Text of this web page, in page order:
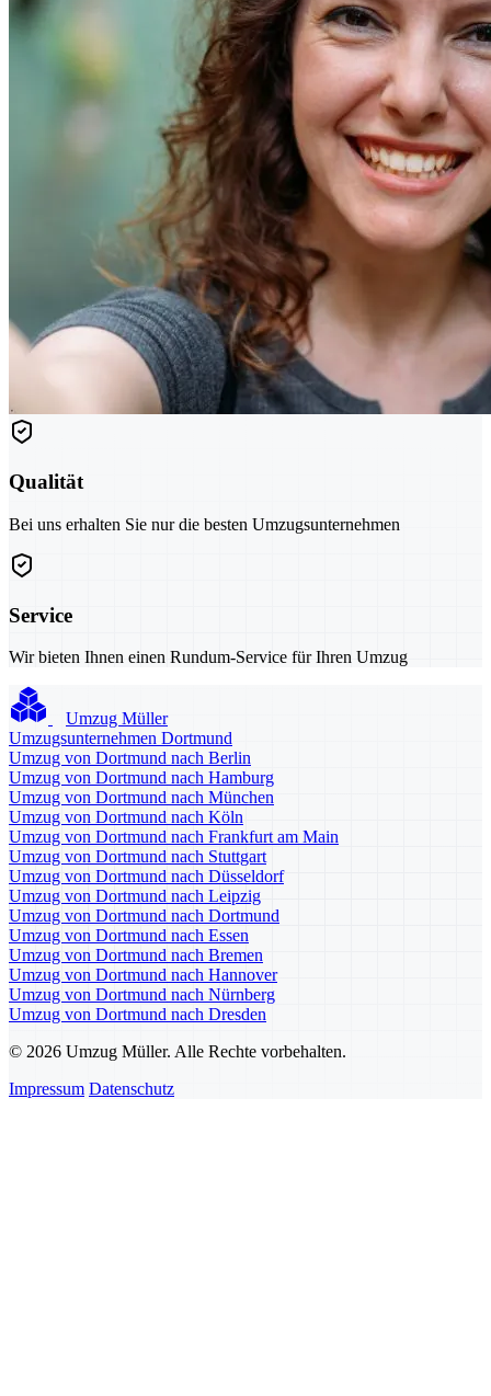
Qualität
Bei uns erhalten Sie nur die besten Umzugsunternehmen
Service
Wir bieten Ihnen einen Rundum-Service für Ihren Umzug
Umzug Müller
Umzugsunternehmen Dortmund
Umzug von Dortmund nach Berlin
Umzug von Dortmund nach Hamburg
Umzug von Dortmund nach München
Umzug von Dortmund nach Köln
Umzug von Dortmund nach Frankfurt am Main
Umzug von Dortmund nach Stuttgart
Umzug von Dortmund nach Düsseldorf
Umzug von Dortmund nach Leipzig
Umzug von Dortmund nach Dortmund
Umzug von Dortmund nach Essen
Umzug von Dortmund nach Bremen
Umzug von Dortmund nach Hannover
Umzug von Dortmund nach Nürnberg
Umzug von Dortmund nach Dresden
© 2026 Umzug Müller. Alle Rechte vorbehalten.
Impressum Datenschutz